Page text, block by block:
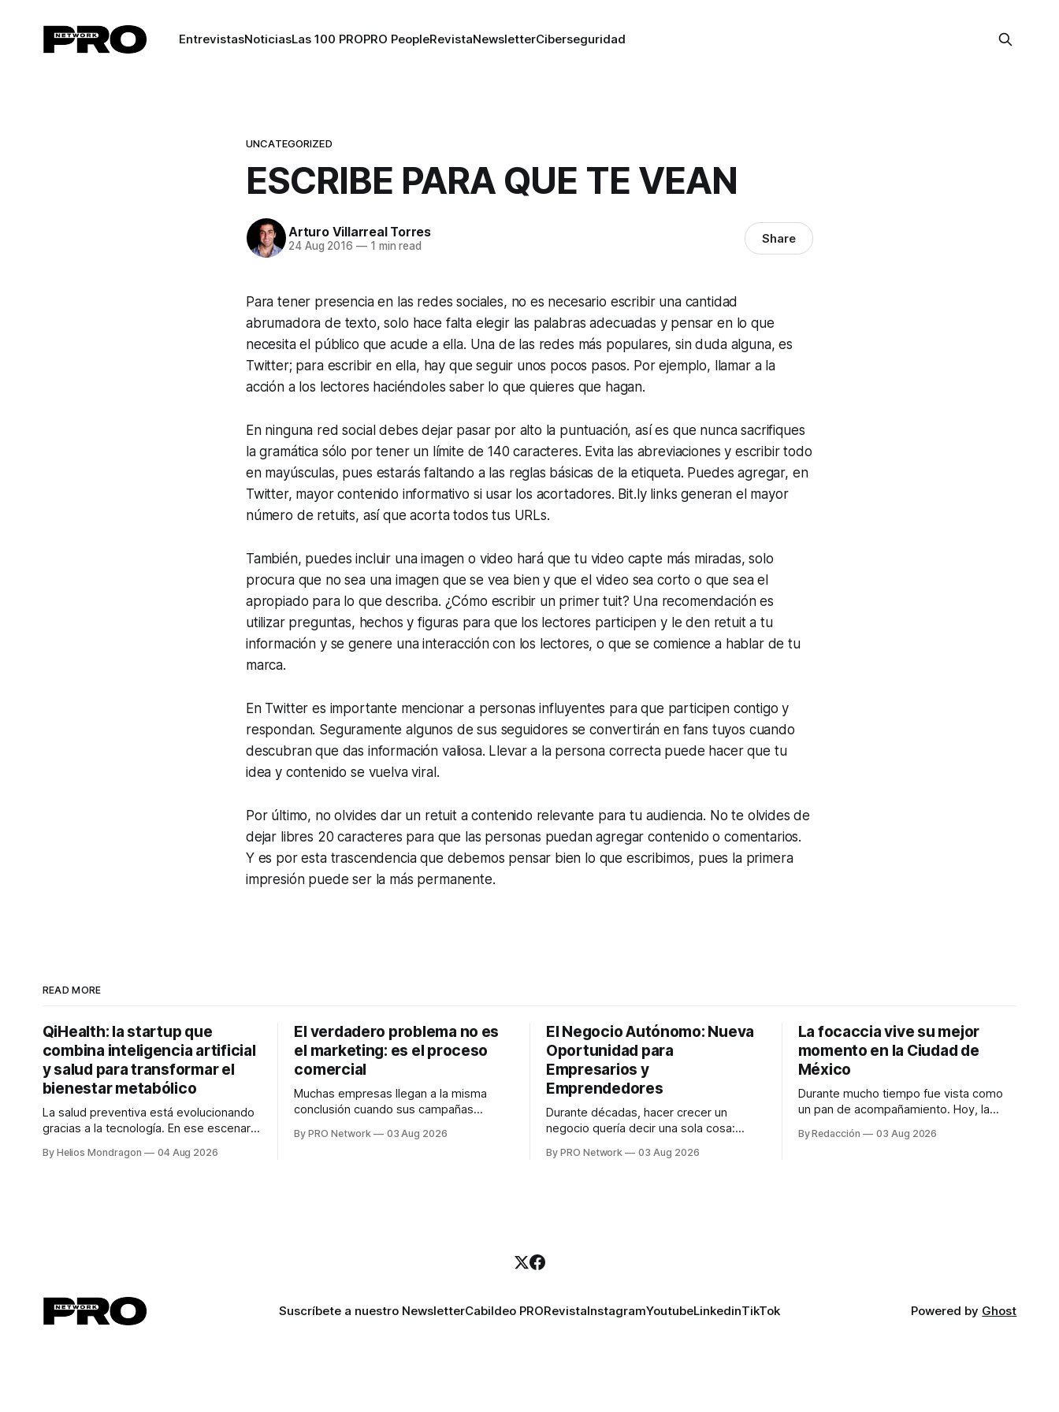
EntrevistasNoticiasLas 100 PROPRO PeopleRevistaNewsletterCiberseguridad
UNCATEGORIZED
ESCRIBE PARA QUE TE VEAN
Arturo Villarreal Torres
24 Aug 2016 —1 min read Share
Para tener presencia en las redes sociales, no es necesario escribir una cantidad
abrumadora de texto, solo hace falta elegir las palabras adecuadas y pensar en lo que
necesita el público que acude a ella. Una de las redes más populares, sin duda alguna, es
Twitter; para escribir en ella, hay que seguir unos pocos pasos. Por ejemplo, llamar a la
acción a los lectores haciéndoles saber lo que quieres que hagan.
En ninguna red social debes dejar pasar por alto la puntuación, así es que nunca sacrifiques
la gramática sólo por tener un límite de 140 caracteres. Evita las abreviaciones y escribir todo
en mayúsculas, pues estarás faltando a las reglas básicas de la etiqueta. Puedes agregar, en
Twitter, mayor contenido informativo si usar los acortadores. Bit.ly links generan el mayor
número de retuits, así que acorta todos tus URLs.
También, puedes incluir una imagen o video hará que tu video capte más miradas, solo
procura que no sea una imagen que se vea bien y que el video sea corto o que sea el
apropiado para lo que describa. ¿Cómo escribir un primer tuit? Una recomendación es
utilizar preguntas, hechos y figuras para que los lectores participen y le den retuit a tu
información y se genere una interacción con los lectores, o que se comience a hablar de tu
marca.
En Twitter es importante mencionar a personas influyentes para que participen contigo y
respondan. Seguramente algunos de sus seguidores se convertirán en fans tuyos cuando
descubran que das información valiosa. Llevar a la persona correcta puede hacer que tu
idea y contenido se vuelva viral.
Por último, no olvides dar un retuit a contenido relevante para tu audiencia. No te olvides de
dejar libres 20 caracteres para que las personas puedan agregar contenido o comentarios.
Y es por esta trascendencia que debemos pensar bien lo que escribimos, pues la primera
impresión puede ser la más permanente.
READ MORE
QiHealth: la startup que
combina inteligencia artificial
y salud para transformar el
bienestar metabólico
La salud preventiva está evolucionando
gracias a la tecnología. En ese escenario
desarrolla un ecosistema digital capaz
By Helios Mondragon 04 Aug 2026
El verdadero problema no es
el marketing: es el proceso
comercial
Muchas empresas llegan a la misma
conclusión cuando sus campañas
marketing no funciona". Sin embargo,
By PRO Network 03 Aug 2026
El Negocio Autónomo: Nueva
Oportunidad para
Empresarios y
Emprendedores
Durante décadas, hacer crecer un
negocio quería decir una sola cosa:
anuncios, un especialista en marketing
By PRO Network 03 Aug 2026
La focaccia vive su mejor
momento en la Ciudad de
México
Durante mucho tiempo fue vista como
un pan de acompañamiento. Hoy, la
platillos favoritos de quienes buscan
By Redacción 03 Aug 2026
Suscríbete a nuestro NewsletterCabildeo PRORevistaInstagramYoutubeLinkedinTikTok Powered by Ghost